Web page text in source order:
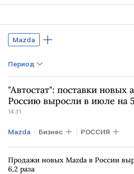
Mazda
Период
"Автостат": поставки новых
Россию выросли в июле на
14:31
Mazda Бизнес РОССИЯ
Экономика Toyota
Toyota Camry
Продажи новых Mazda в России
6,2 раза